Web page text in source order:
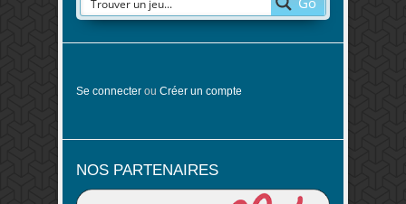
Se connecter ou Créer un compte
NOS PARTENAIRES